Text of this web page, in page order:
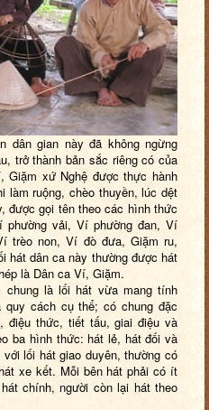
dân gian này đã không ngừng
trở thành bản sắc riêng có của
Giặm xứ Nghệ được thực hành
làm ruộng, chèo thuyền, lúc dệt
được gọi tên theo các hình thức
vải, Ví phường đan, Ví
trèo non, Ví đò đưa, Giặm ru,
hát dân ca này thường được hát
là Dân ca Ví, Giặm.
là lối hát vừa mang tính
cách cụ thể; có chung đặc
điệu thức, tiết tấu, giai điệu và
ba hình thức: hát lẻ, hát đối và
lối hát giao duyên, thường có
xe kết. Mỗi bên hát phải có ít
chính, người còn lại hát theo